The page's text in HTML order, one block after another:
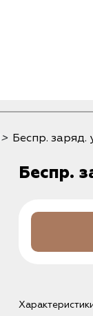
> Беспр. заряд.
Беспр.